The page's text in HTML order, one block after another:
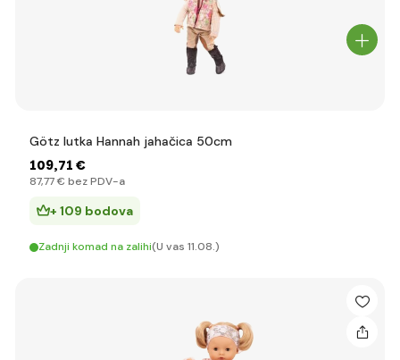
Götz lutka Hannah jahačica 50cm
109,71 €
87,77 € bez PDV-a
+ 109 bodova
Zadnji komad na zalihi(U vas 11.08.)